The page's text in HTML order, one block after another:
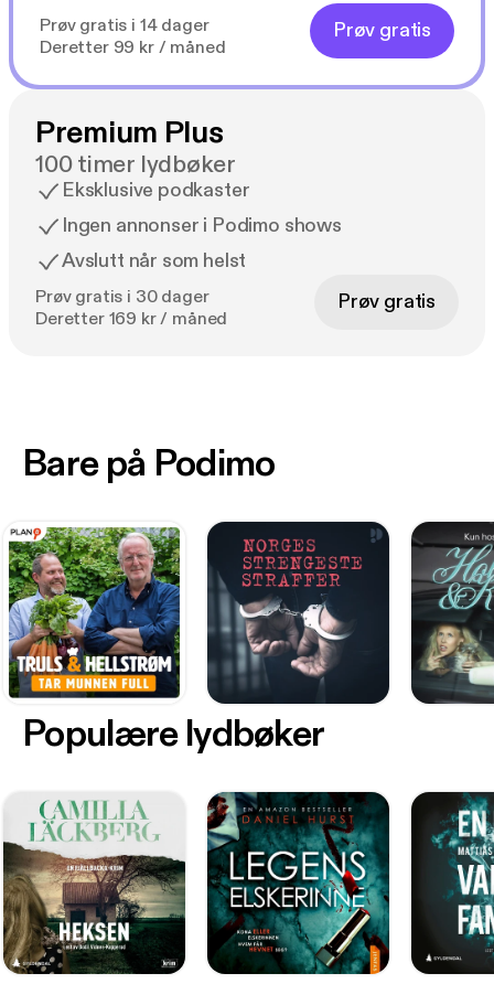
Prøv gratis i 14 dager
Deretter 99 kr / måned
Prøv gratis
Premium Plus
100 timer lydbøker
Eksklusive podkaster
Ingen annonser i Podimo shows
Avslutt når som helst
Prøv gratis i 30 dager
Deretter 169 kr / måned
Prøv gratis
Bare på Podimo
Populære lydbøker